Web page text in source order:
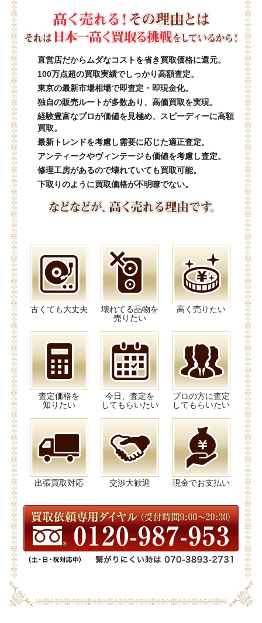
直営店だからムダなコストを省き買取価格に還元。
100万点超の買取実績でしっかり高額査定。
東京の最新市場相場で即査定・即現金化。
独自の販売ルートが多数あり、高価買取を実現。
経験豊富なプロが価値を見極め、スピーディーに高額
買取。
最新トレンドを考慮し需要に応じた適正査定。
アンティークやヴィンテージも価値を考慮し査定。
修理工房があるので壊れていても買取可能。
下取りのように買取価格が不明瞭でない。
古くても大丈夫
壊れてる品物を
売りたい
高く売りたい
査定価格を
知りたい
今日、査定を
してもらいたい
プロの方に査定
してもらいたい
出張買取対応 交渉大歓迎 現金でお支払い